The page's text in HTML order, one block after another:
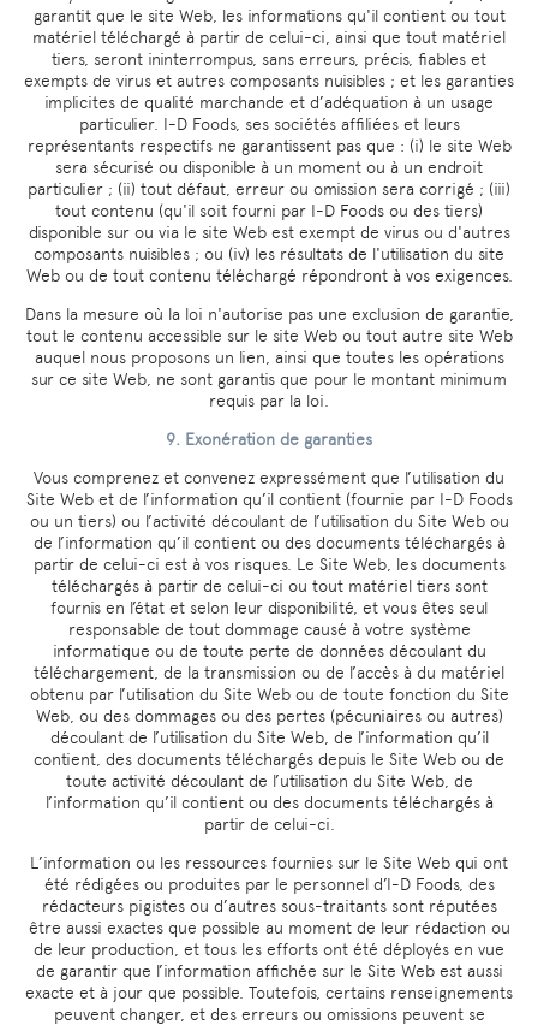
garantit que le site Web, les informations qu'il contient ou tout
matériel téléchargé à partir de celui-ci, ainsi que tout matériel
tiers, seront ininterrompus, sans erreurs, précis, fiables et
exempts de virus et autres composants nuisibles ; et les garanties
implicites de qualité marchande et d’adéquation à un usage
particulier. I-D Foods, ses sociétés affiliées et leurs
représentants respectifs ne garantissent pas que : (i) le site Web
sera sécurisé ou disponible à un moment ou à un endroit
particulier ; (ii) tout défaut, erreur ou omission sera corrigé ; (iii)
tout contenu (qu'il soit fourni par I-D Foods ou des tiers)
disponible sur ou via le site Web est exempt de virus ou d'autres
composants nuisibles ; ou (iv) les résultats de l'utilisation du site
Web ou de tout contenu téléchargé répondront à vos exigences.
Dans la mesure où la loi n'autorise pas une exclusion de garantie,
tout le contenu accessible sur le site Web ou tout autre site Web
auquel nous proposons un lien, ainsi que toutes les opérations
sur ce site Web, ne sont garantis que pour le montant minimum
requis par la loi.
9. Exonération de garanties
Vous comprenez et convenez expressément que l’utilisation du
Site Web et de l’information qu’il contient (fournie par I-D Foods
ou un tiers) ou l’activité découlant de l’utilisation du Site Web ou
de l’information qu’il contient ou des documents téléchargés à
partir de celui-ci est à vos risques. Le Site Web, les documents
téléchargés à partir de celui-ci ou tout matériel tiers sont
fournis en l’état et selon leur disponibilité, et vous êtes seul
responsable de tout dommage causé à votre système
informatique ou de toute perte de données découlant du
téléchargement, de la transmission ou de l’accès à du matériel
obtenu par l’utilisation du Site Web ou de toute fonction du Site
Web, ou des dommages ou des pertes (pécuniaires ou autres)
découlant de l’utilisation du Site Web, de l’information qu’il
contient, des documents téléchargés depuis le Site Web ou de
toute activité découlant de l’utilisation du Site Web, de
l’information qu’il contient ou des documents téléchargés à
partir de celui-ci.
L’information ou les ressources fournies sur le Site Web qui ont
été rédigées ou produites par le personnel d’I-D Foods, des
rédacteurs pigistes ou d’autres sous-traitants sont réputées
être aussi exactes que possible au moment de leur rédaction ou
de leur production, et tous les efforts ont été déployés en vue
de garantir que l’information affichée sur le Site Web est aussi
exacte et à jour que possible. Toutefois, certains renseignements
peuvent changer, et des erreurs ou omissions peuvent se